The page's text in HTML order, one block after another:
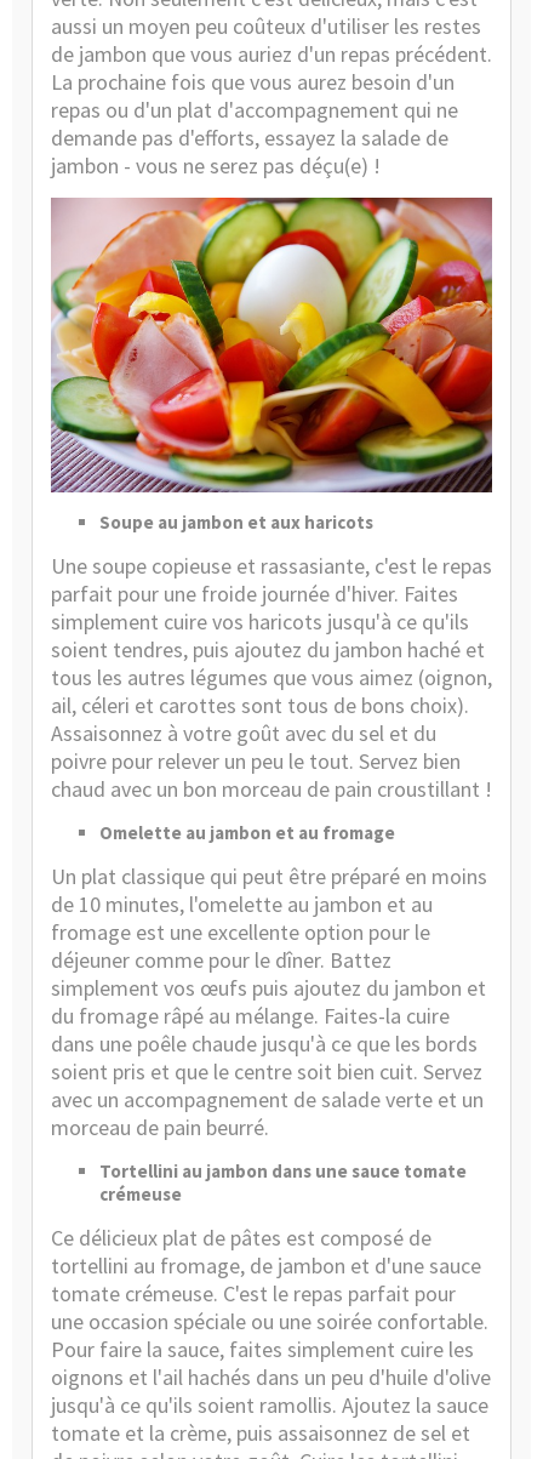
aussi un moyen peu coûteux d'utiliser les restes
de jambon que vous auriez d'un repas précédent.
La prochaine fois que vous aurez besoin d'un
repas ou d'un plat d'accompagnement qui ne
demande pas d'efforts, essayez la salade de
jambon - vous ne serez pas déçu(e) !
Soupe au jambon et aux haricots
Une soupe copieuse et rassasiante, c'est le repas
parfait pour une froide journée d'hiver. Faites
simplement cuire vos haricots jusqu'à ce qu'ils
soient tendres, puis ajoutez du jambon haché et
tous les autres légumes que vous aimez (oignon,
ail, céleri et carottes sont tous de bons choix).
Assaisonnez à votre goût avec du sel et du
poivre pour relever un peu le tout. Servez bien
chaud avec un bon morceau de pain croustillant !
Omelette au jambon et au fromage
Un plat classique qui peut être préparé en moins
de 10 minutes, l'omelette au jambon et au
fromage est une excellente option pour le
déjeuner comme pour le dîner. Battez
simplement vos œufs puis ajoutez du jambon et
du fromage râpé au mélange. Faites-la cuire
dans une poêle chaude jusqu'à ce que les bords
soient pris et que le centre soit bien cuit. Servez
avec un accompagnement de salade verte et un
morceau de pain beurré.
Tortellini au jambon dans une sauce tomate
crémeuse
Ce délicieux plat de pâtes est composé de
tortellini au fromage, de jambon et d'une sauce
tomate crémeuse. C'est le repas parfait pour
une occasion spéciale ou une soirée confortable.
Pour faire la sauce, faites simplement cuire les
oignons et l'ail hachés dans un peu d'huile d'olive
jusqu'à ce qu'ils soient ramollis. Ajoutez la sauce
tomate et la crème, puis assaisonnez de sel et